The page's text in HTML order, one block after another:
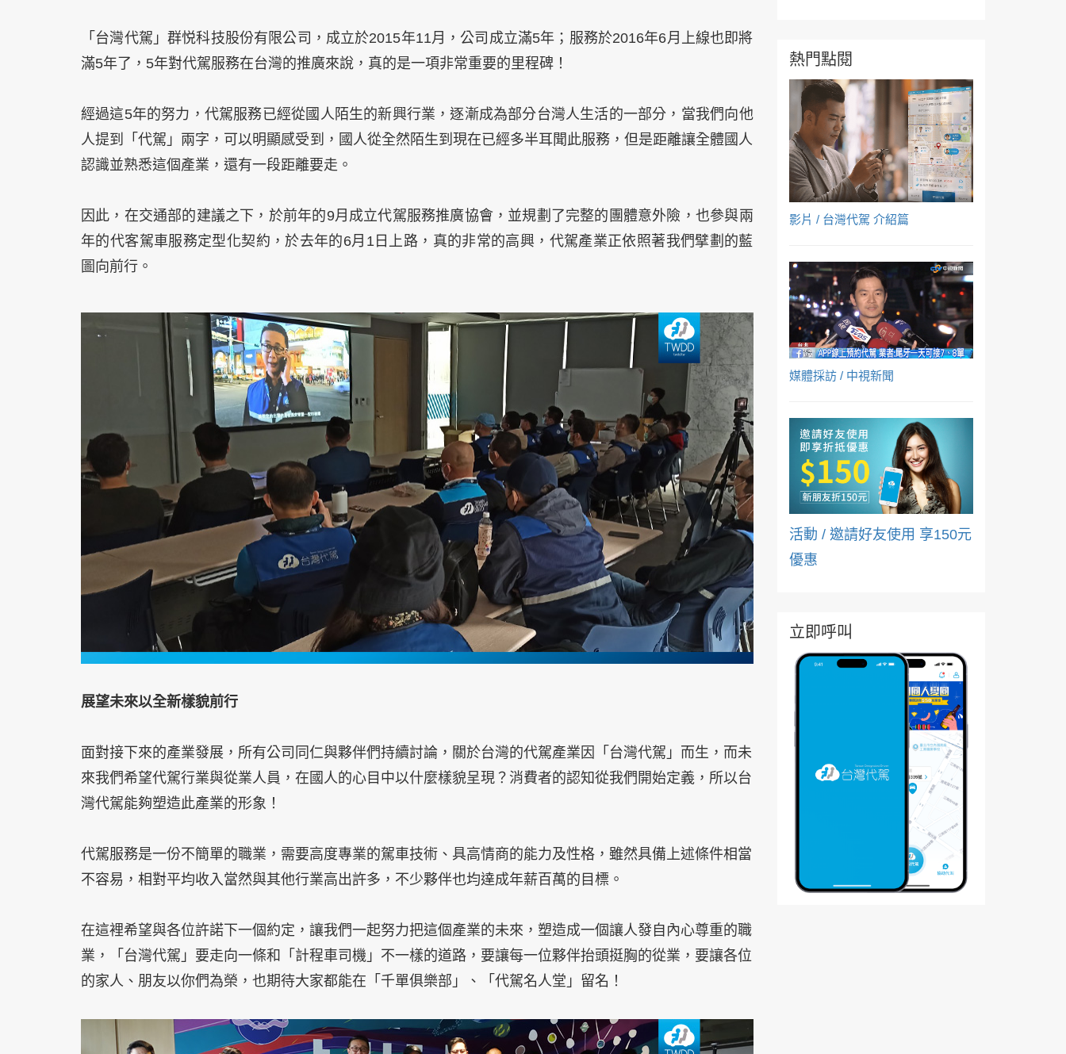
「台灣代駕」群悦科技股份有限公司，成立於2015年11月，公司成立滿5年；服務於2016年6月上線也即將
滿5年了，5年對代駕服務在台灣的推廣來說，真的是一項非常重要的里程碑！
經過這5年的努力，代駕服務已經從國人陌生的新興行業，逐漸成為部分台灣人生活的一部分，當我們向他
人提到「代駕」兩字，可以明顯感受到，國人從全然陌生到現在已經多半耳聞此服務，但是距離讓全體國人
認識並熟悉這個產業，還有一段距離要走。
因此，在交通部的建議之下，於前年的9月成立代駕服務推廣協會，並規劃了完整的團體意外險，也參與兩
年的代客駕車服務定型化契約，於去年的6月1日上路，真的非常的高興，代駕產業正依照著我們擘劃的藍
圖向前行。
展望未來以全新樣貌前行
面對接下來的產業發展，所有公司同仁與夥伴們持續討論，關於台灣的代駕產業因「台灣代駕」而生，而未
來我們希望代駕行業與從業人員，在國人的心目中以什麼樣貌呈現？消費者的認知從我們開始定義，所以台
灣代駕能夠塑造此產業的形象！
代駕服務是一份不簡單的職業，需要高度專業的駕車技術、具高情商的能力及性格，雖然具備上述條件相當
不容易，相對平均收入當然與其他行業高出許多，不少夥伴也均達成年薪百萬的目標。
在這裡希望與各位許諾下一個約定，讓我們一起努力把這個產業的未來，塑造成一個讓人發自內心尊重的職
業，「台灣代駕」要走向一條和「計程車司機」不一樣的道路，要讓每一位夥伴抬頭挺胸的從業，要讓各位
的家人、朋友以你們為榮，也期待大家都能在「千單俱樂部」、「代駕名人堂」留名！
熱門點閱
影片 / 台灣代駕 介紹篇
媒體採訪 / 中視新聞
活動 / 邀請好友使用 享150元
優惠
立即呼叫